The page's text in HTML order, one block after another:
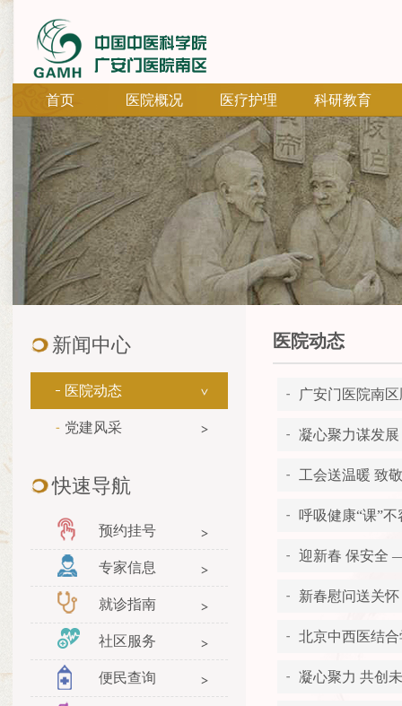
首页 医院概况 医疗护理 科研教育
新闻中心
医院动态
党建风采
快速导航
预约挂号
专家信息
就诊指南
社区服务
便民查询
医院动态
广安门医院南
凝心聚力谋发
工会送温暖 致
呼吸健康“课”
迎新春 保安全
新春慰问送关
北京中西医结
凝心聚力 共创